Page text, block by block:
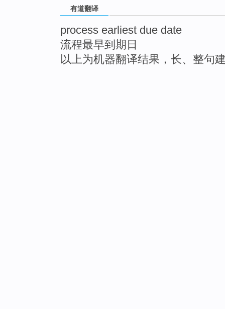
有道翻译
process earliest due date
流程最早到期日
以上为机器翻译结果，长、整句